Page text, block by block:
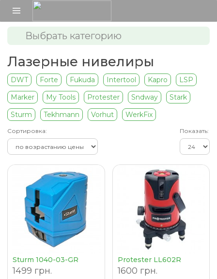
Выбрать категорию
Лазерные нивелиры
DWT Forte Fukuda Intertool Kapro
LSP
Marker
My Tools Protester Sndway
Stark
Sturm
Tekhmann Vorhut WerkFix
Сортировка: Показать:
Sturm 1040-03-GR
1499 грн.
Protester LL602R
1600 грн.